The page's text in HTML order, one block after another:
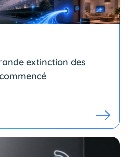
extinction des